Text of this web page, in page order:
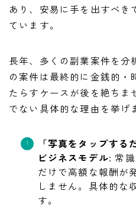
あり、安易に手を出すべき
ています。
長年、多くの副業案件を分
の案件は最終的に金銭的・
たらすケースが後を絶ちま
でない具体的な理由を挙げ
「写真をタップす
ビジネスモデル: 常
だけで高額な報酬が
しません。具体的な
す。